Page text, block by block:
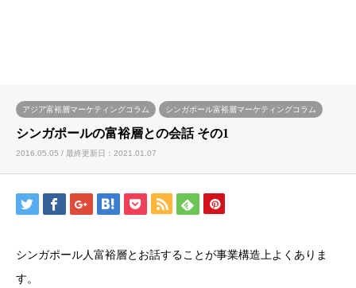
アジア富裕層マーケティングコラム シンガポール富裕層マーケティングコラム
シンガポールの富裕層との会話 その1
2016.05.05 / 最終更新日：2021.01.07
シンガポール人富裕層とお話することが事業構造上よくありま
す。